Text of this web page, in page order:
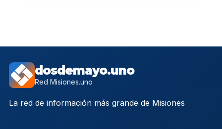
dosdemayo.uno
Red Misiones.uno
La red de información más grande de Misiones